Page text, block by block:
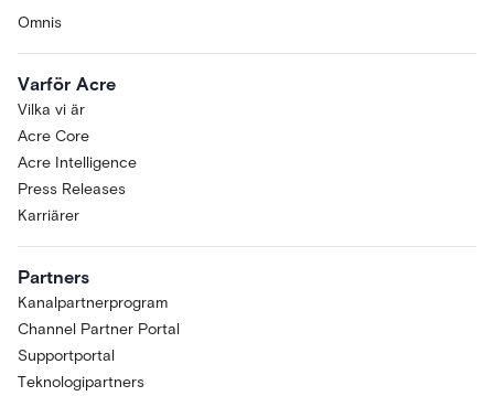
Omnis
Varför Acre
Vilka vi är
Acre Core
Acre Intelligence
Press Releases
Karriärer
Partners
Kanalpartnerprogram
Channel Partner Portal
Supportportal
Teknologipartners